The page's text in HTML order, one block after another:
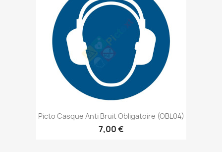
Picto Casque Anti Bruit Obligatoire (OBL04)
7,00 €